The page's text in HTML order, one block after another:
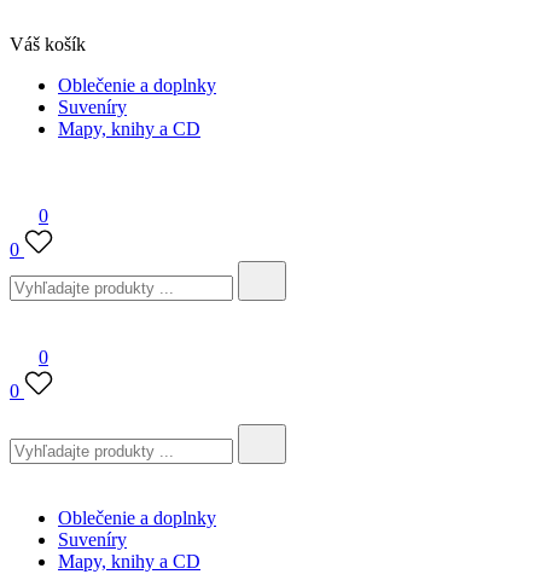
Váš košík
Skip
content
Poloniny Shop
Neskutočne skutočné
Oblečenie a doplnky
Suveníry
Mapy, knihy a CD
0
0
for:
0
0
for:
Oblečenie a doplnky
Suveníry
Mapy, knihy a CD